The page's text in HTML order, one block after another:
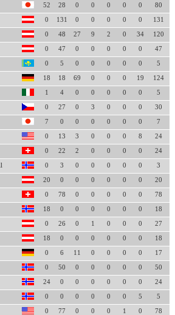
52 28 0 0 0 0 0 80
0 131 0 0 0 0 0 131
0 48 27 9 2 0 34 120
0 47 0 0 0 0 0 47
0 5 0 0 0 0 0 5
18 18 69 0 0 0 19 124
1 4 0 0 0 0 0 5
0 27 0 3 0 0 0 30
7 0 0 0 0 0 0 7
0 13 3 0 0 0 8 24
0 22 2 0 0 0 0 24
0 3 0 0 0 0 0 3
20 0 0 0 0 0 0 20
0 78 0 0 0 0 0 78
18 0 0 0 0 0 0 18
0 26 0 1 0 0 0 27
18 0 0 0 0 0 0 18
0 6 11 0 0 0 0 17
0 50 0 0 0 0 0 50
24 0 0 0 0 0 0 24
0 0 0 0 0 0 5 5
0 77 0 0 0 1 0 78